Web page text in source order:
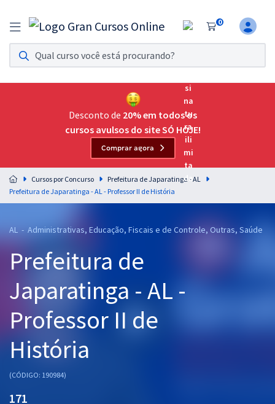
0
Assinatura Ilimitada 11
Acesso a todos os cursos. Teste grátis por 7 dias!
Assinatura OAB Até Passar
Acesso ilimitado a toda preparação para o Exame da
Residências Multiprofissionais
Preparação completa e intensiva para as principais
residências em saúde do Brasil
Cursos 20% OFF
Pós
Graduação
OAB
Desconto de 20% em todos os
cursos avulsos do site SÓ HOJE!
Comprar agora
Cursos por Concurso
Prefeitura de Japaratinga - AL
Prefeitura de Japaratinga - AL - Professor II de História
AL - Administrativas, Educação, Fiscais e de Controle, Outras, Saúde
Prefeitura de
Japaratinga - AL -
Professor II de
História
(CÓDIGO: 190984)
171